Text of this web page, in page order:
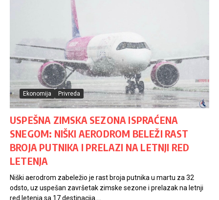
Ekonomija Privreda
USPEŠNA ZIMSKA SEZONA ISPRAĆENA
SNEGOM: NIŠKI AERODROM BELEŽI RAST
BROJA PUTNIKA I PRELAZI NA LETNJI RED
LETENJA
Niški aerodrom zabeležio je rast broja putnika u martu za 32
odsto, uz uspešan završetak zimske sezone i prelazak na letnji
red letenja sa 17 destinacija....